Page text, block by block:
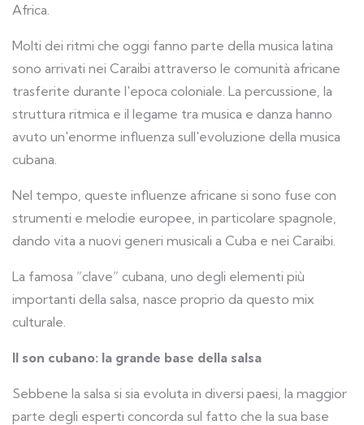
Africa.
Molti dei ritmi che oggi fanno parte della musica latina
sono arrivati nei Caraibi attraverso le comunità africane
trasferite durante l'epoca coloniale. La percussione, la
struttura ritmica e il legame tra musica e danza hanno
avuto un'enorme influenza sull'evoluzione della musica
cubana.
Nel tempo, queste influenze africane si sono fuse con
strumenti e melodie europee, in particolare spagnole,
dando vita a nuovi generi musicali a Cuba e nei Caraibi.
La famosa “clave” cubana, uno degli elementi più
importanti della salsa, nasce proprio da questo mix
culturale.
Il son cubano: la grande base della salsa
Sebbene la salsa si sia evoluta in diversi paesi, la maggior
parte degli esperti concorda sul fatto che la sua base